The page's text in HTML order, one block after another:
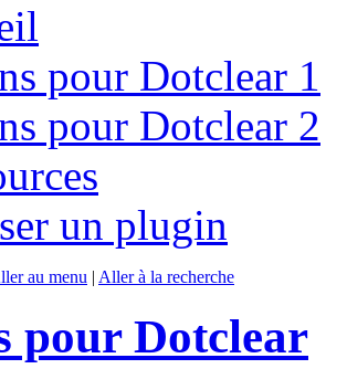
pour Dotclear 1
pour Dotclear 2
un plugin
au menu | Aller à la recherche
pour Dotclear